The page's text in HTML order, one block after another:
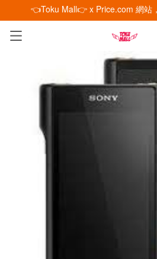
👈Toku Mall👉 x Price.com 網站
已加入購物車